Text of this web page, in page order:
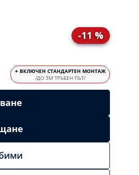
-11 %
+ ВКЛЮЧЕН СТАНДАРТЕН МОНТАЖ
/ДО 3М ТРЪБЕН ПЪТ/